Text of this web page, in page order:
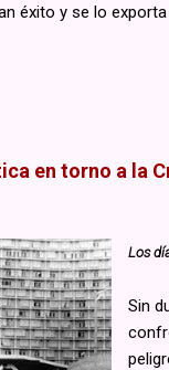
éxito y se lo
en torno a la
Los
Sin